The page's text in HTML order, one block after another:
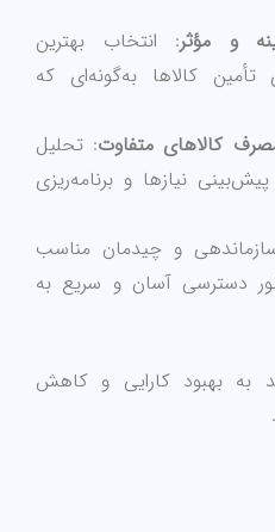
و مؤثر: انتخاب بهترین
کالاها به‌گونه‌ای که
کالاهای متفاوت: تحلیل
نیازها و برنامه‌ریزی
و چیدمان مناسب
دسترسی آسان و سریع به
به بهبود کارایی و کاهش